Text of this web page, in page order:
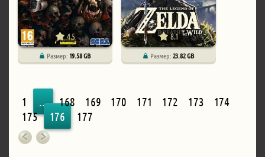
4.5
Размер: 19.58 GB
8.1
Размер:23.82 GB
1 ... 168 169 170 171 172 173
174
175
176 177